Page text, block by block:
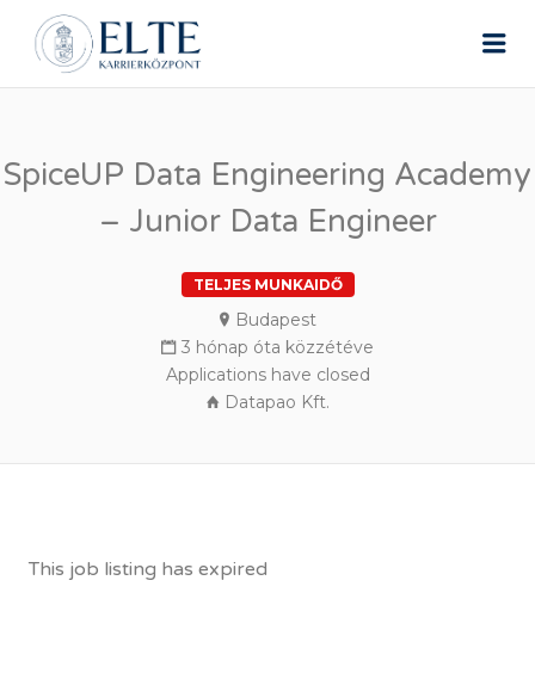
ELTE ÁLLÁSPORTÁL
SpiceUP Data Engineering Academy
– Junior Data Engineer
TELJES MUNKAIDŐ
Budapest
3 hónap óta közzétéve
Applications have closed
Datapao Kft.
This job listing has expired